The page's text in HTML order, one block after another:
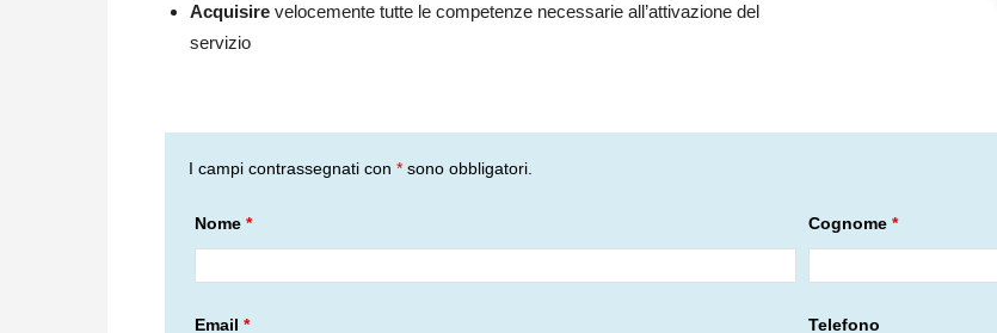
Acquisire velocemente tutte le competenze necessarie all’attivazione del
servizio
I campi contrassegnati con * sono obbligatori.
Nome * Cognome *
Email * Telefono